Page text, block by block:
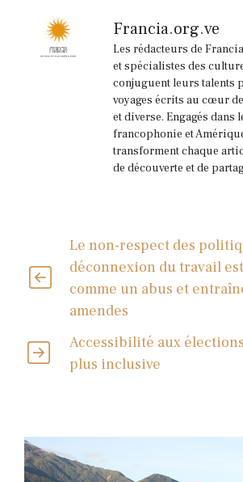
Francia.org.ve
Les rédacteurs de
et spécialistes des
conjuguent leurs talents
voyages écrits au cœur
et diverse. Engagés dans
francophonie et
transforment chaque
de découverte et de
Le non-respect des
déconnexion du travail
comme un abus et
amendes
Accessibilité aux
plus inclusive